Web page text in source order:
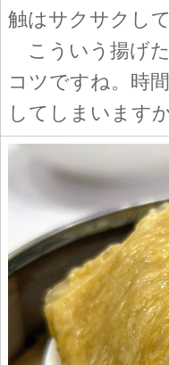
触はサクサクし
こういう揚げ
コツですね。時
してしまいます